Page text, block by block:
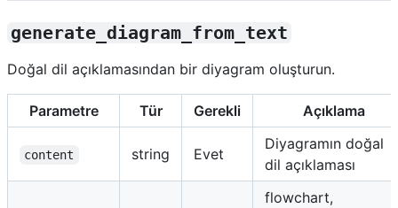
generate_diagram_from_text
Doğal dil açıklamasından bir diyagram oluşturun.
Parametre Tür Gerekli Açıklama
content string Evet
Diyagramın doğal
dil açıklaması
flowchart,